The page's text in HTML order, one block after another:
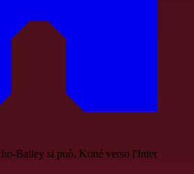
Bailey si può. Koné verso l'Inter